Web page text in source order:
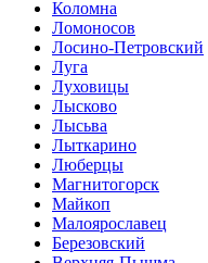
Коломна
Ломоносов
Лосино-Петровский
Луга
Луховицы
Лысково
Лысьва
Лыткарино
Люберцы
Магнитогорск
Майкоп
Малоярославец
Березовский